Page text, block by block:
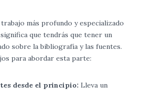
más profundo y especializado
que tendrás que tener un
sobre la bibliografía y las fuentes.
para abordar esta parte:
desde el principio: Lleva un